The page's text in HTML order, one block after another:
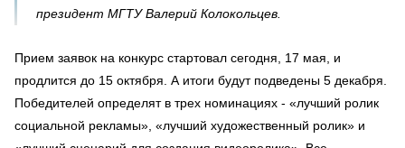
президент МГТУ Валерий Колокольцев.
Прием заявок на конкурс стартовал сегодня, 17 мая, и
продлится до 15 октября. А итоги будут подведены 5 декабря.
Победителей определят в трех номинациях - «лучший ролик
социальной рекламы», «лучший художественный ролик» и